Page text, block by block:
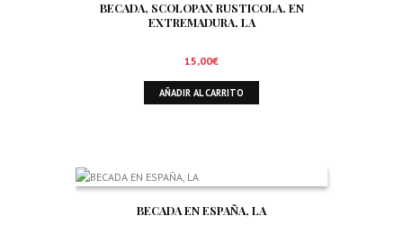
BECADA, SCOLOPAX RUSTICOLA. EN
EXTREMADURA, LA
15,00€
AÑADIR AL CARRITO
BECADA EN ESPAÑA, LA